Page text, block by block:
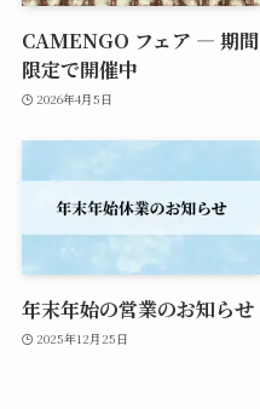
CAMENGO フェア — 期間
限定で開催中
2026年4月5日
年末年始の営業のお知らせ
2025年12月25日